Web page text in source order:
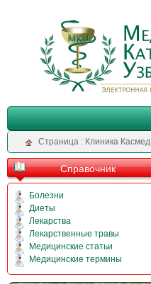
Cтраница : Клиника Касмед
Справочник
Болезни
Диеты
Лекарства
Лекарственные травы
Медицинские статьи
Медицинские термины